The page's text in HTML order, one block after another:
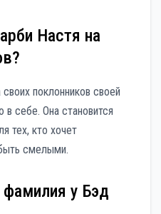
Настя на
поклонников своей
себе. Она становится
тех, кто хочет
смелыми.
у Бэд